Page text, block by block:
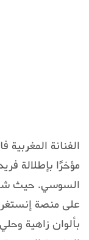
الفنانة
مؤخرًا بإطلالة
السوسي. حيث
على منصة
بألوان زاهية